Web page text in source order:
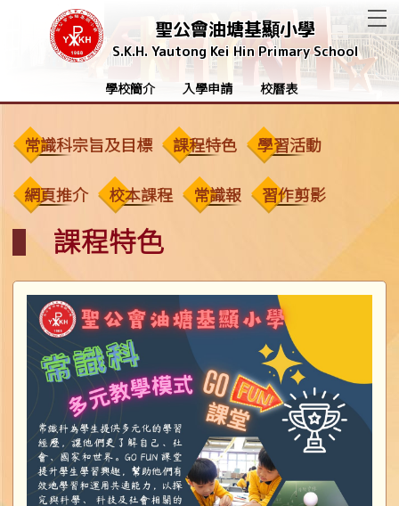
聖公會油塘基顯小學
S.K.H. Yautong Kei Hin Primary School
學校簡介 入學申請 校曆表
常識科宗旨及目標 課程特色 學習活動
網頁推介 校本課程 常識報 習作剪影
課程特色